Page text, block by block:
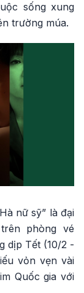
sống xung
trường múa.
nữ sỹ” là đại
phòng vé
dịp Tết (10/2 -
vỏn vẹn vài
Quốc gia với